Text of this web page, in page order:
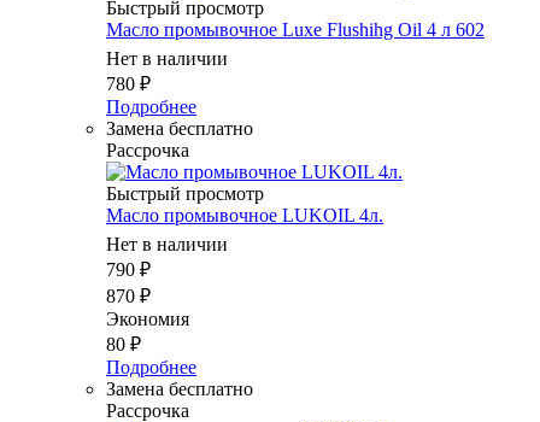
Быстрый просмотр
Масло промывочное Luxe Flushihg Oil 4 л 602
Нет в наличии
780 ₽
Подробнее
Замена бесплатно
Рассрочка
Быстрый просмотр
Масло промывочное LUKOIL 4л.
Нет в наличии
790 ₽
870 ₽
Экономия
80 ₽
Подробнее
Замена бесплатно
Рассрочка